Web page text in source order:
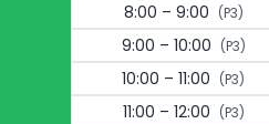
8:00 – 9:00 (P3)
9:00 – 10:00 (P3)
10:00 – 11:00 (P3)
11:00 – 12:00 (P3)